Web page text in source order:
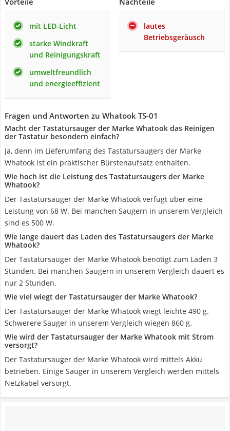
mit LED-Licht
starke Windkraft
und Reinigungskraft
umweltfreundlich
und energieeffizient
lautes
Betriebsgeräusch
Fragen und Antworten zu Whatook TS-01
Macht der Tastatursauger der Marke Whatook das Reinigen
der Tastatur besondern einfach?
Ja, denn im Lieferumfang des Tastatursaugers der Marke
Whatook ist ein praktischer Bürstenaufsatz enthalten.
Wie hoch ist die Leistung des Tastatursaugers der Marke
Whatook?
Der Tastatursauger der Marke Whatook verfügt über eine
Leistung von 68 W. Bei manchen Saugern in unserem Vergleich
sind es 500 W.
Wie lange dauert das Laden des Tastatursaugers der Marke
Whatook?
Der Tastatursauger der Marke Whatook benötigt zum Laden 3
Stunden. Bei manchen Saugern in unserem Vergleich dauert es
nur 2 Stunden.
Wie viel wiegt der Tastatursauger der Marke Whatook?
Der Tastatursauger der Marke Whatook wiegt leichte 490 g.
Schwerere Sauger in unserem Vergleich wiegen 860 g.
Wie wird der Tastatursauger der Marke Whatook mit Strom
versorgt?
Der Tastatursauger der Marke Whatook wird mittels Akku
betrieben. Einige Sauger in unserem Vergleich werden mittels
Netzkabel versorgt.